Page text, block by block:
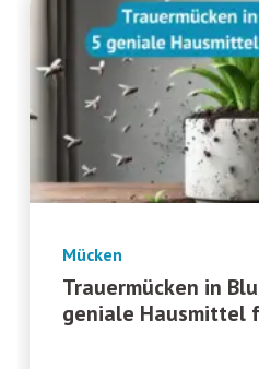
Mücken
Trauermücken in
geniale Hausmittel